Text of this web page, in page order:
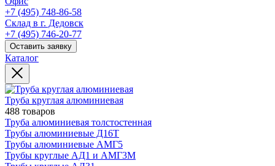
+7 (495) 748-86-58
Склад в г. Дедовск
+7 (495) 746-20-77
Оставить заявку
Каталог
Труба круглая алюминиевая
488 товаров
Труба алюминиевая толстостенная
Трубы алюминиевые Д16Т
Трубы алюминиевые АМГ5
Трубы круглые АД1 и АМГ3М